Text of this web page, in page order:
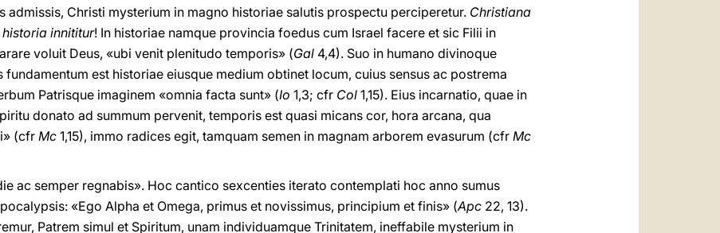
admissis, Christi mysterium in magno historiae salutis prospectu perciperetur. Christiana
innititur! In historiae namque provincia foedus cum Israel facere et sic Filii in
voluit Deus, «ubi venit plenitudo temporis» (Gal 4,4). Suo in humano divinoque
est historiae eiusque medium obtinet locum, cuius sensus ac postrema
Patrisque imaginem «omnia facta sunt» (Io 1,3; cfr Col 1,15). Eius incarnatio, quae in
donato ad summum pervenit, temporis est quasi micans cor, hora arcana, qua
(cfr Mc 1,15), immo radices egit, tamquam semen in magnam arborem evasurum (cfr Mc
ac semper regnabis». Hoc cantico sexcenties iterato contemplati hoc anno sumus
«Ego Alpha et Omega, primus et novissimus, principium et finis» (Apc 22, 13).
Patrem simul et Spiritum, unam individuamque Trinitatem, ineffabile mysterium in